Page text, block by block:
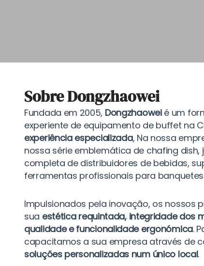
Sobre Dongzhaowei
Fundada em 2005, Dongzhaoweié um
experiente de equipamento de buffet na
experiência especializada, Na nossa
nossa série emblemática de chafing
completa de distribuidores de bebidas,
ferramentas profissionais para
Impulsionados pela inovação, os nossos
sua estética requintada, integridade dos
qualidade e funcionalidade ergonómica.
capacitamos a sua empresa através de
soluções personalizadas num único local.